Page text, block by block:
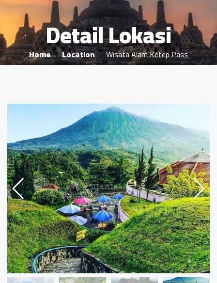
Detail Lokasi
Home Location Wisata Alam Ketep Pass